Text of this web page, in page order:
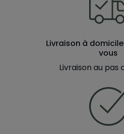
Livraison à
vous
Livraison au pas